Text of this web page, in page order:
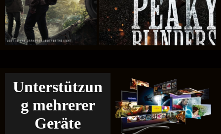
Unterstützun
g mehrerer
Geräte